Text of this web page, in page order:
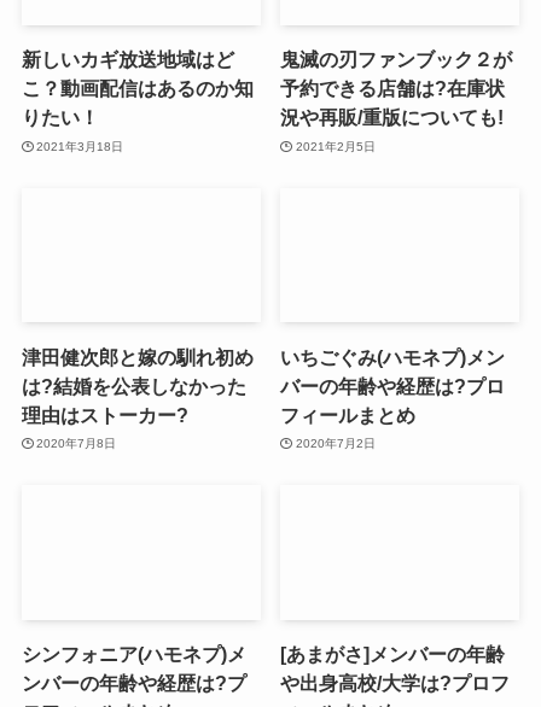
新しいカギ放送地域はど
こ？動画配信はあるのか知
りたい！
2021年3月18日
鬼滅の刃ファンブック２が
予約できる店舗は?在庫状
況や再販/重版についても!
2021年2月5日
津田健次郎と嫁の馴れ初め
は?結婚を公表しなかった
理由はストーカー?
2020年7月8日
いちごぐみ(ハモネプ)メン
バーの年齢や経歴は?プロ
フィールまとめ
2020年7月2日
シンフォニア(ハモネプ)メ
ンバーの年齢や経歴は?プ
[あまがさ]メンバーの年齢
や出身高校/大学は?プロフ